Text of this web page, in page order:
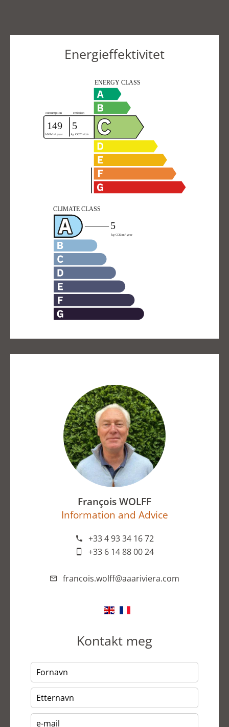
François WOLFF
Information and Advice
+33 4 93 34 16 72
+33 6 14 88 00 24
francois.wolff@aaariviera.com
Kontakt meg
Energieffektivitet